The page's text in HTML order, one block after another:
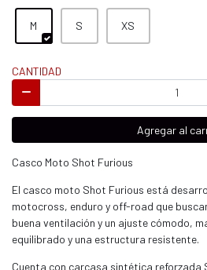
M S XS
CANTIDAD
Agregar al
Casco Moto Shot Furious
El casco moto Shot Furious está
motocross, enduro y off-road que
buena ventilación y un ajuste cómodo,
equilibrado y una estructura resistente.
Cuenta con carcasa sintética reforzada